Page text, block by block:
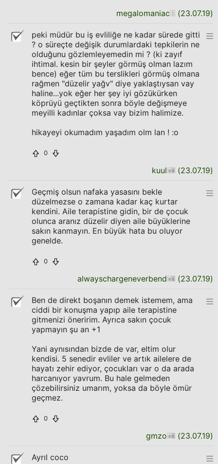
megalomaniac (23.07.19)
peki müdür bu iş evliliğe ne kadar sürede gitti
? o süreçte değişik durumlardaki tepkilerin ne
olduğunu gözlemleyemedin mi ? (ki zayıf
ihtimal. kesin bir şeyler görmüş olman lazım
bence) eğer tüm bu terslikleri görmüş olmana
rağmen "düzelir yağv" diye yaklaştıysan vay
haline...yok eğer her şey iyi gözükürken
köprüyü geçtikten sonra böyle değişmeye
meyilli kadınlar çoksa vay bizim halimize.
hikayeyi okumadım yaşadım olm lan ! :o
0
kuul (23.07.19)
Geçmiş olsun nafaka yasasını bekle
düzelmezse o zamana kadar kaç kurtar
kendini. Aile terapistine gidin, bir de çocuk
olunca aranız düzelir diyen aile büyüklerine
sakın kanmayın. En büyük hata bu oluyor
genelde.
0
alwayschargeneverbend (23.07.19)
Ben de direkt boşanın demek istemem, ama
ciddi bir konuşma yapıp aile terapistine
gitmenizi öneririm. Ayrıca sakın çocuk
yapmayın şu an +1
Yani aynısından bizde de var, eltim olur
kendisi. 5 senedir evliler ve artık ailelere de
hayatı zehir ediyor, çocukları var o da arada
harcanıyor yavrum. Bu hale gelmeden
çözebilirsiniz umarım, yoksa da böyle ömür
geçmez.
0
gmzo (23.07.19)
Ayrıl coco